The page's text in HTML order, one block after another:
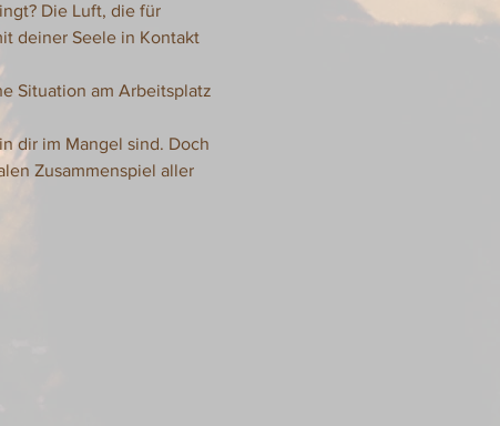
Die Luft, die für
deiner Seele in Kontakt
Situation am Arbeitsplatz
dir im Mangel sind. Doch
Zusammenspiel aller